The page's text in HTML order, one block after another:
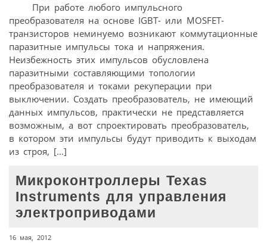
При работе любого импульсного
преобразователя на основе IGBT- или MOSFET-
транзисторов неминуемо возникают коммутационные
паразитные импульсы тока и напряжения.
Неизбежность этих импульсов обусловлена
паразитными составляющими топологии
преобразователя и токами рекуперации при
выключении. Создать преобразователь, не имеющий
данных импульсов, практически не представляется
возможным, а вот спроектировать преобразователь,
в котором эти импульсы будут приводить к выходам
из строя, […]
Микроконтроллеры Texas
Instruments для управления
электроприводами
16 мая, 2012